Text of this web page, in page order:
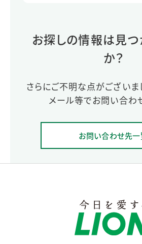
お探しの情報は見つ
か？
さらにご不明な点がございま
メール等でお問い合わ
お問い合わせ先